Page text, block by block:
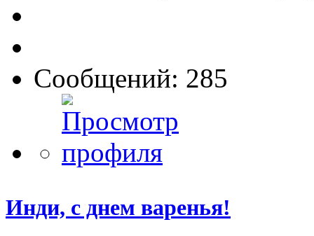
Сообщений: 285
Инди, с днем варенья!